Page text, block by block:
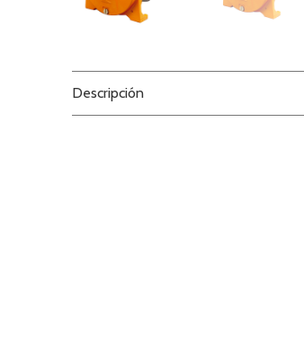
Descripción